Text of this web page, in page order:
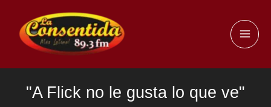
contenido
"A Flick no le gusta lo que ve"